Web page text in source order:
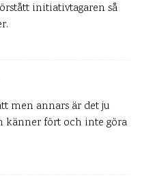
initiativtagaren så
men annars är det ju
känner fört och inte göra